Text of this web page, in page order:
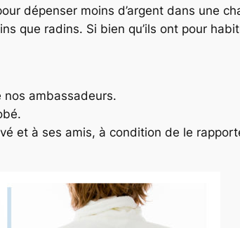
dépenser moins d’argent dans une
que radins. Si bien qu’ils ont pour
nos ambassadeurs.
et à ses amis, à condition de le